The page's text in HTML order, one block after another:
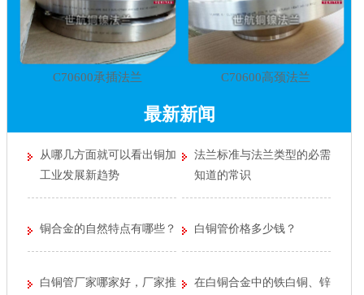
C70600承插法兰 C70600高颈法兰
最新新闻
从哪几方面就可以看出铜加
工业发展新趋势
法兰标准与法兰类型的必需
知道的常识
铜合金的自然特点有哪些？ 白铜管价格多少钱？
白铜管厂家哪家好，厂家推
在白铜合金中的铁白铜、锌